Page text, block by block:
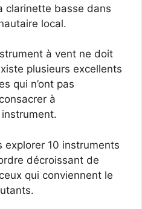
clarinette basse dans
local.
à vent ne doit
plusieurs excellents
qui n’ont pas
à
instrument.
explorer 10 instruments
décroissant de
qui conviennent le